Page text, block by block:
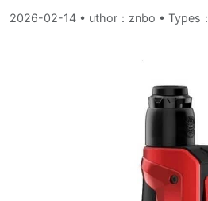
2026-02-14 • uthor：znbo • Types：